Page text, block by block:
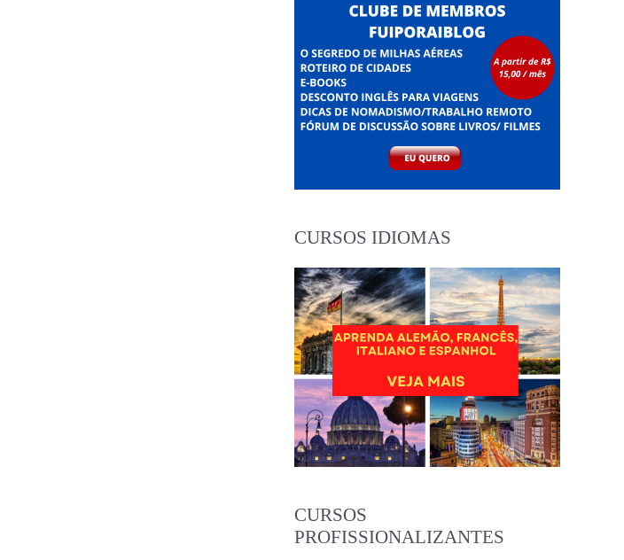
CURSOS IDIOMAS
CURSOS
PROFISSIONALIZANTES